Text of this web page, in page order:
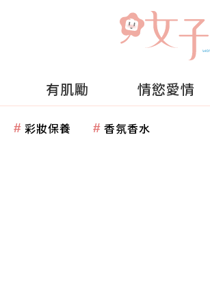
有肌勵 情慾愛情
彩妝保養 香氛香水